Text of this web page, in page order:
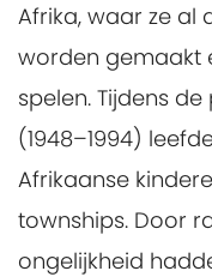
Afrika, waar ze al
worden gemaakt
spelen. Tijdens
(1948–1994)
Afrikaanse
townships. Door
ongelijkheid